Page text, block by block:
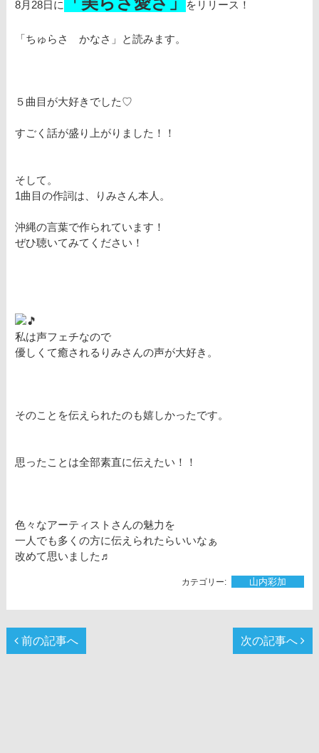
8月28日に
をリリース！
「ちゅらさ かなさ」と読みます。
５曲目が大好きでした♡
すごく話が盛り上がりました！！
そして。
1曲目の作詞は、りみさん本人。
沖縄の言葉で作られています！
ぜひ聴いてみてください！
私は声フェチなので
優しくて癒されるりみさんの声が大好き。
そのことを伝えられたのも嬉しかったです。
思ったことは全部素直に伝えたい！！
色々なアーティストさんの魅力を
一人でも多くの方に伝えられたらいいなぁ
改めて思いました♬
山内彩加
前の記事へ 次の記事へ